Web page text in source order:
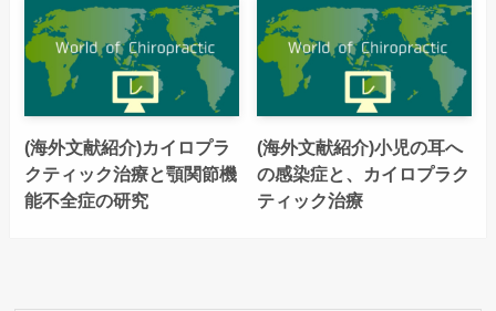
(海外文献紹介)カイロプラ
クティック治療と顎関節機
能不全症の研究
(海外文献紹介)小児の耳へ
の感染症と、カイロプラク
ティック治療